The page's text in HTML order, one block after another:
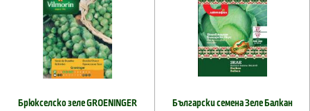
Брюкселско зеле GROENINGER Български семена Зеле Балкан